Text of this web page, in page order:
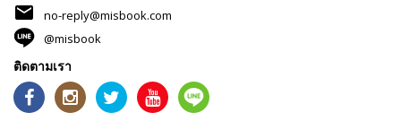
mail
no-reply@misbook.com
@misbook
ติดตามเรา